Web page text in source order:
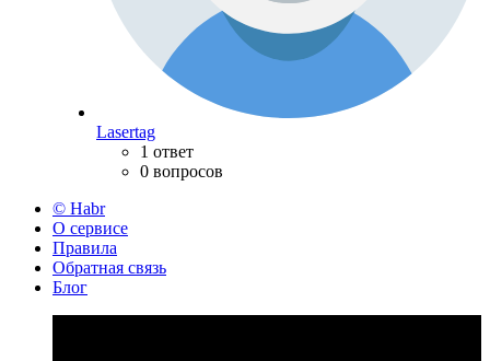
Lasertag
1 ответ
0 вопросов
© Habr
О сервисе
Правила
Обратная связь
Блог